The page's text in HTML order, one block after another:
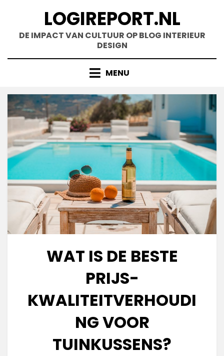
inhoud
LOGIREPORT.NL
DE IMPACT VAN CULTUUR OP BLOG INTERIEUR
DESIGN
MENU
WAT IS DE BESTE
PRIJS-
KWALITEITVERHOUDI
NG VOOR
TUINKUSSENS?